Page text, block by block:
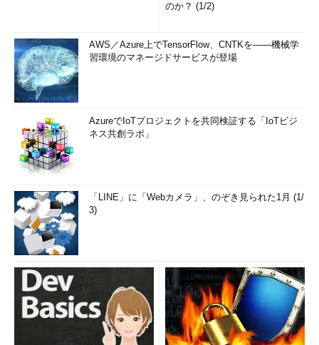
のか？ (1/2)
AWS／Azure上でTensorFlow、CNTKを――機械学
習環境のマネージドサービスが登場
AzureでIoTプロジェクトを共同検証する「IoTビジ
ネス共創ラボ」
「LINE」に「Webカメラ」、のぞき見られた1月 (1/
3)